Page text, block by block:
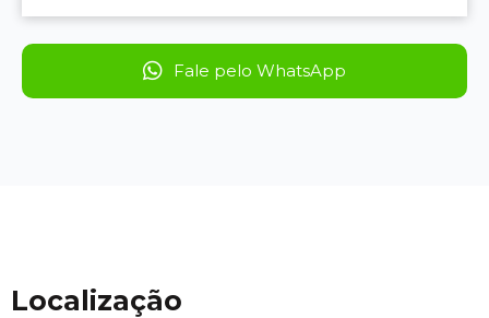
Fale pelo WhatsApp
Localização